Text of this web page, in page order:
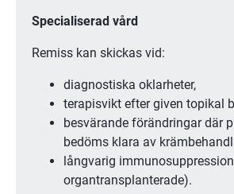
Specialiserad vård
Remiss kan skickas vid:
diagnostiska oklarheter,
terapisvikt efter given topikal
besvärande förändringar där
bedöms klara av
långvarig
organtransplanterade).